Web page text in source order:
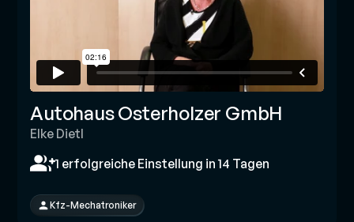
Autohaus Osterholzer GmbH
Elke Dietl
1 erfolgreiche Einstellung in 14 Tagen
Kfz-Mechatroniker